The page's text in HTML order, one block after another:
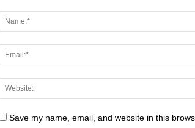
Save my name, email, and website in this